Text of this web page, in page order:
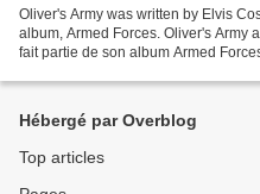
Oliver's Army was written by Elvis
album, Armed Forces. Oliver's Army
fait partie de son album Armed
Hébergé par Overblog
Top articles